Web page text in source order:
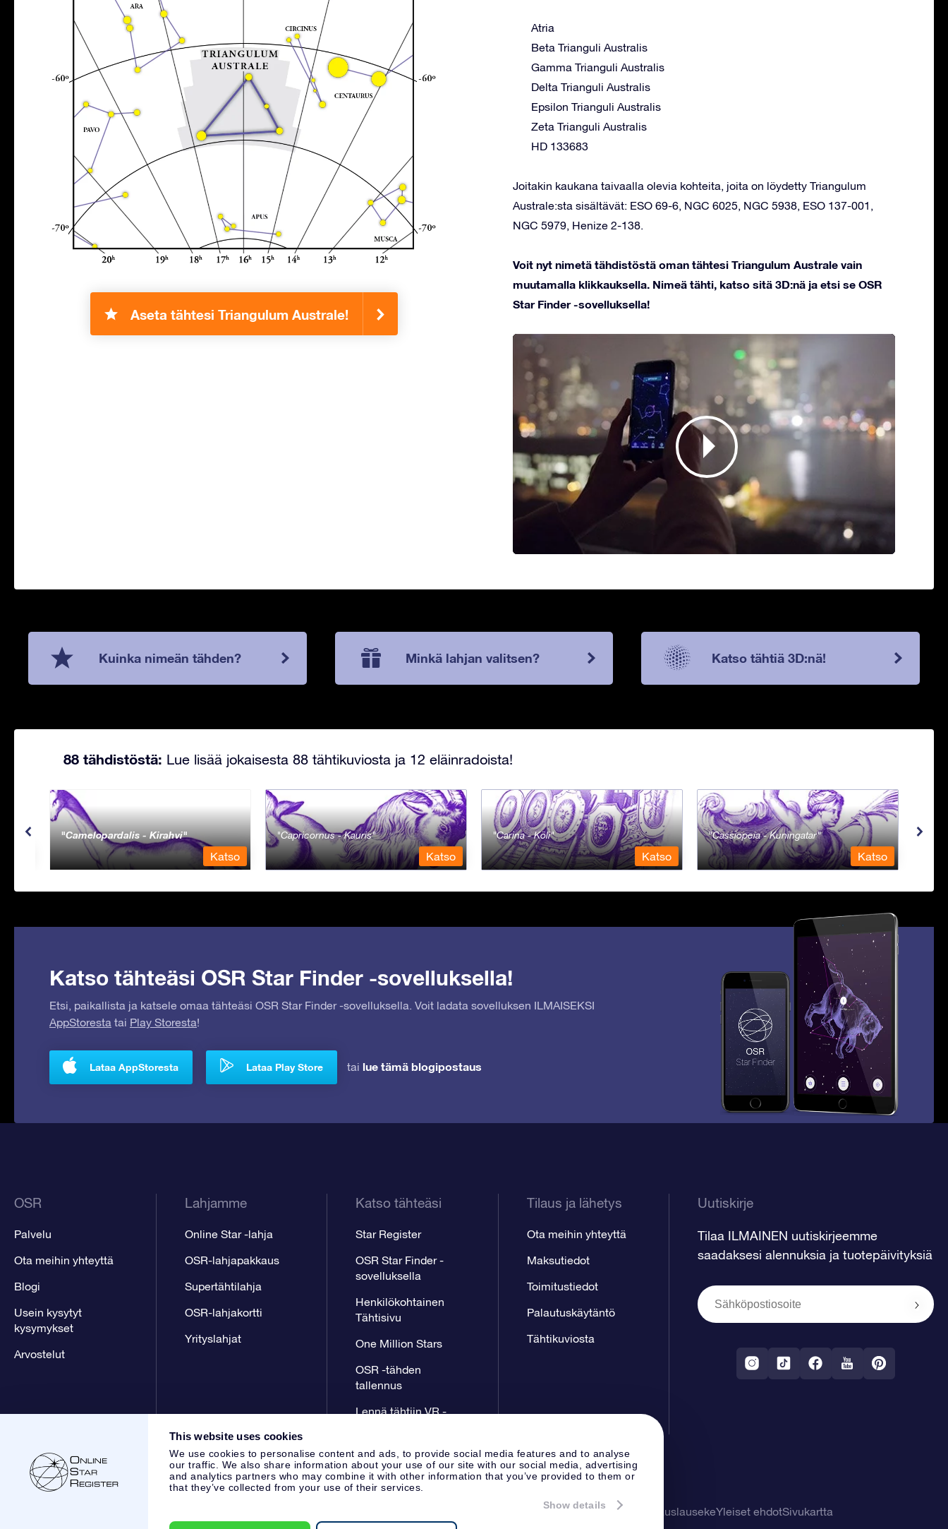
This website uses cookies
We use cookies to personalise content and ads, to provide social media features and to analyse
our traffic. We also share information about your use of our site with our social media, advertising
and analytics partners who may combine it with other information that you’ve provided to them or
that they’ve collected from your use of their services.
Show details
Aseta tähtesi Triangulum Australe!
Atria
Beta Trianguli Australis
Gamma Trianguli Australis
Delta Trianguli Australis
Epsilon Trianguli Australis
Zeta Trianguli Australis
HD 133683
Joitakin kaukana taivaalla olevia kohteita, joita on löydetty Triangulum
Australe:sta sisältävät: ESO 69-6, NGC 6025, NGC 5938, ESO 137-001,
NGC 5979, Henize 2-138.
Voit nyt nimetä tähdistöstä oman tähtesi Triangulum Australe vain
muutamalla klikkauksella. Nimeä tähti, katso sitä 3D:nä ja etsi se OSR
Star Finder -sovelluksella!
Kuinka nimeän tähden? Minkä lahjan valitsen? Katso tähtiä 3D:nä!
88 tähdistöstä: Lue lisää jokaisesta 88 tähtikuviosta ja 12 eläinradoista!
Camelopardalis - Kirahvi
Katso
Capricornus - Kauris
Katso
Carina - Köli
Katso
Cassiopeia - Kuningatar
Katso
Katso tähteäsi OSR Star Finder -sovelluksella!
Etsi, paikallista ja katsele omaa tähteäsi OSR Star Finder -sovelluksella. Voit ladata sovelluksen ILMAISEKSI
AppStoresta tai Play Storesta!
Lataa AppStoresta Lataa Play Store tai lue tämä blogipostaus
OSR
Palvelu
Ota meihin yhteyttä
Blogi
Usein kysytyt
kysymykset
Arvostelut
Lahjamme
Online Star -lahja
OSR-lahjapakkaus
Supertähtilahja
OSR-lahjakortti
Yrityslahjat
Katso tähteäsi
Star Register
OSR Star Finder -
sovelluksella
Henkilökohtainen
Tähtisivu
One Million Stars
OSR -tähden
tallennus
Lennä tähtiin VR -
Tilaus ja lähetys
Ota meihin yhteyttä
Maksutiedot
Toimitustiedot
Palautuskäytäntö
Tähtikuviosta
Uutiskirje
Tilaa ILMAINEN uutiskirjeemme
saadaksesi alennuksia ja tuotepäivityksiä
Tietosuoja ja vastuuvapauslausekeYleiset ehdotSivukartta